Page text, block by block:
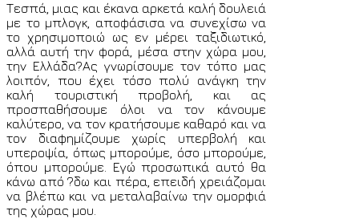
Τεσπά, μιας και έκανα αρκετά καλή δουλειά
με το μπλογκ, αποφάσισα να συνεχίσω να
το χρησιμοποιώ ως εν μέρει ταξιδιωτικό,
αλλά αυτή την φορά, μέσα στην χώρα μου,
την Ελλάδα?Ας γνωρίσουμε τον τόπο μας
λοιπόν, που έχει τόσο πολύ ανάγκη την
καλή τουριστική προβολή, και ας
προσπαθήσουμε όλοι να τον κάνουμε
καλύτερο, να τον κρατήσουμε καθαρό και να
τον διαφημίζουμε χωρίς υπερβολή και
υπεροψία, όπως μπορούμε, όσο μπορούμε,
όπου μπορούμε. Εγώ προσωπικά αυτό θα
κάνω από ?δω και πέρα, επειδή χρειάζομαι
να βλέπω και να μεταλαβαίνω την ομορφιά
της χώρας μου.